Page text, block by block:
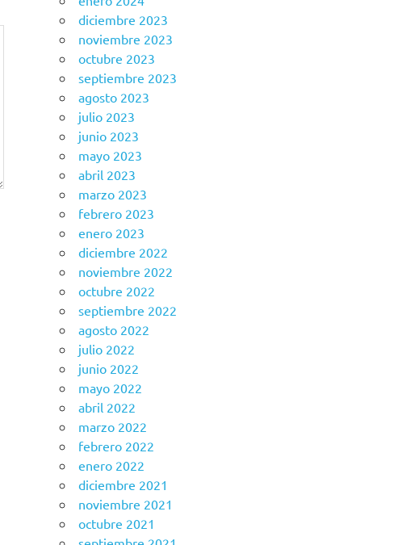
diciembre 2023
noviembre 2023
octubre 2023
septiembre 2023
agosto 2023
julio 2023
junio 2023
mayo 2023
abril 2023
marzo 2023
febrero 2023
enero 2023
diciembre 2022
noviembre 2022
octubre 2022
septiembre 2022
agosto 2022
julio 2022
junio 2022
mayo 2022
abril 2022
marzo 2022
febrero 2022
enero 2022
diciembre 2021
noviembre 2021
octubre 2021